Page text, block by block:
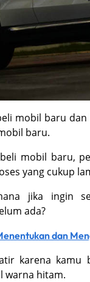
mobil baru
baru.
mobil baru,
yang cukup
jika ingin
ada?
dan
karena kamu
warna hitam.